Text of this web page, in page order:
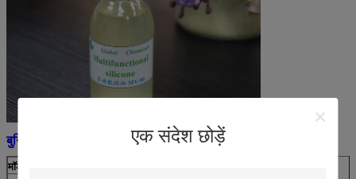
एक संदेश छोड़ें
बुनियादी जानकारी:
मॉडल का नाम